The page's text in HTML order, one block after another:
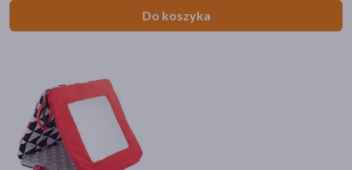
Do koszyka